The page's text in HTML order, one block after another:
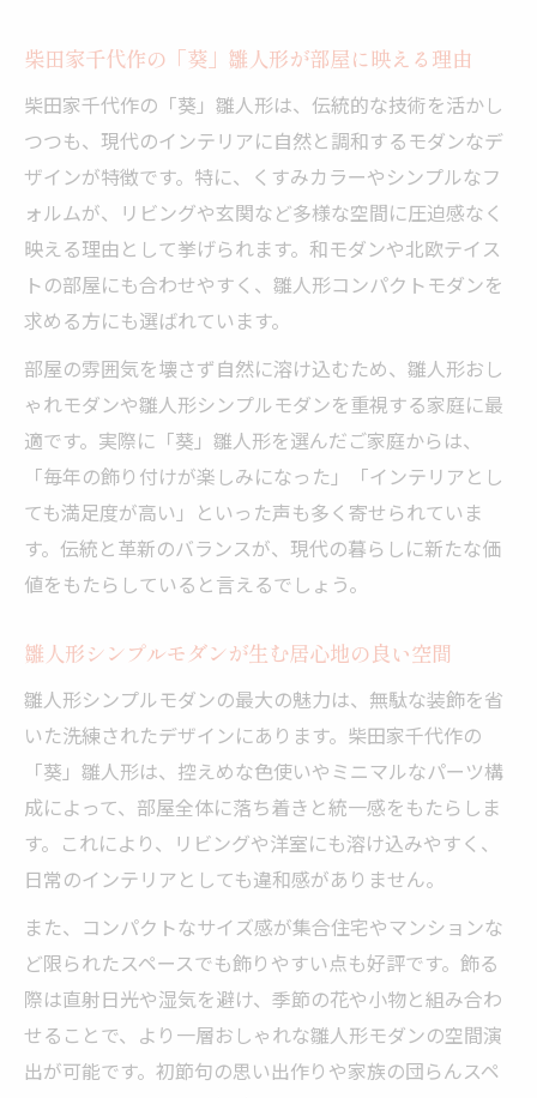
柴田家千代作の「葵」雛人形が部屋に映える理由
柴田家千代作の「葵」雛人形は、伝統的な技術を活かし
つつも、現代のインテリアに自然と調和するモダンなデ
ザインが特徴です。特に、くすみカラーやシンプルなフ
ォルムが、リビングや玄関など多様な空間に圧迫感なく
映える理由として挙げられます。和モダンや北欧テイス
トの部屋にも合わせやすく、雛人形コンパクトモダンを
求める方にも選ばれています。
部屋の雰囲気を壊さず自然に溶け込むため、雛人形おし
ゃれモダンや雛人形シンプルモダンを重視する家庭に最
適です。実際に「葵」雛人形を選んだご家庭からは、
「毎年の飾り付けが楽しみになった」「インテリアとし
ても満足度が高い」といった声も多く寄せられていま
す。伝統と革新のバランスが、現代の暮らしに新たな価
値をもたらしていると言えるでしょう。
雛人形シンプルモダンが生む居心地の良い空間
雛人形シンプルモダンの最大の魅力は、無駄な装飾を省
いた洗練されたデザインにあります。柴田家千代作の
「葵」雛人形は、控えめな色使いやミニマルなパーツ構
成によって、部屋全体に落ち着きと統一感をもたらしま
す。これにより、リビングや洋室にも溶け込みやすく、
日常のインテリアとしても違和感がありません。
また、コンパクトなサイズ感が集合住宅やマンションな
ど限られたスペースでも飾りやすい点も好評です。飾る
際は直射日光や湿気を避け、季節の花や小物と組み合わ
せることで、より一層おしゃれな雛人形モダンの空間演
出が可能です。初節句の思い出作りや家族の団らんスペ